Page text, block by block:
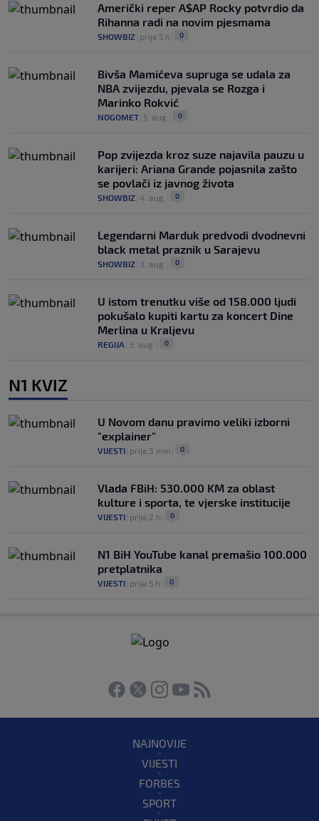
Američki reper A$AP Rocky potvrdio da
Rihanna radi na novim pjesmama
SHOWBIZ prije 5 h 0
Bivša Mamićeva supruga se udala za
NBA zvijezdu, pjevala se Rozga i
Marinko Rokvić
NOGOMET 5. aug. 0
Pop zvijezda kroz suze najavila pauzu u
karijeri: Ariana Grande pojasnila zašto
se povlači iz javnog života
SHOWBIZ 4. aug. 0
Legendarni Marduk predvodi dvodnevni
black metal praznik u Sarajevu
SHOWBIZ 3. aug. 0
U istom trenutku više od 158.000 ljudi
pokušalo kupiti kartu za koncert Dine
Merlina u Kraljevu
REGIJA 3. aug. 0
N1 KVIZ
U Novom danu pravimo veliki izborni
"explainer"
VIJESTI prije 3 min 0
Vlada FBiH: 530.000 KM za oblast
kulture i sporta, te vjerske institucije
VIJESTI prije 2 h 0
N1 BiH YouTube kanal premašio 100.000
pretplatnika
VIJESTI prije 5 h 0
NAJNOVIJE
VIJESTI
FORBES
SPORT